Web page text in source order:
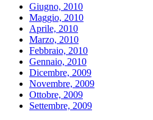
Giugno, 2010
Maggio, 2010
Aprile, 2010
Marzo, 2010
Febbraio, 2010
Gennaio, 2010
Dicembre, 2009
Novembre, 2009
Ottobre, 2009
Settembre, 2009